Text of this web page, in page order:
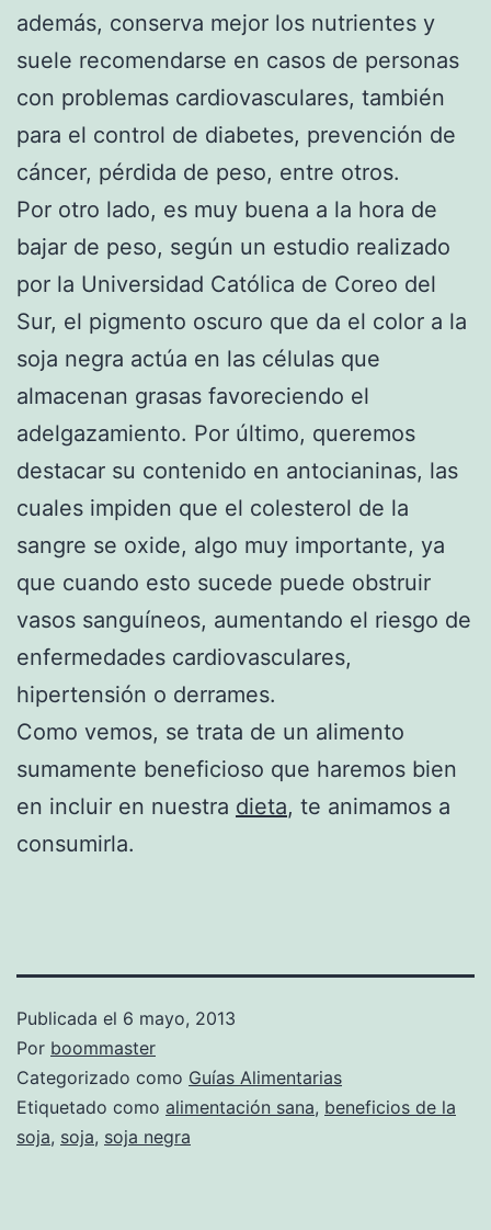
además, conserva mejor los nutrientes y
suele recomendarse en casos de personas
con problemas cardiovasculares, también
para el control de diabetes, prevención de
cáncer, pérdida de peso, entre otros.
Por otro lado, es muy buena a la hora de
bajar de peso, según un estudio realizado
por la Universidad Católica de Coreo del
Sur, el pigmento oscuro que da el color a la
soja negra actúa en las células que
almacenan grasas favoreciendo el
adelgazamiento. Por último, queremos
destacar su contenido en antocianinas, las
cuales impiden que el colesterol de la
sangre se oxide, algo muy importante, ya
que cuando esto sucede puede obstruir
vasos sanguíneos, aumentando el riesgo de
enfermedades cardiovasculares,
hipertensión o derrames.
Como vemos, se trata de un alimento
sumamente beneficioso que haremos bien
en incluir en nuestra dieta, te animamos a
consumirla.
Publicada el 6 mayo, 2013
Por boommaster
Categorizado como Guías Alimentarias
Etiquetado como alimentación sana, beneficios de la
soja, soja, soja negra